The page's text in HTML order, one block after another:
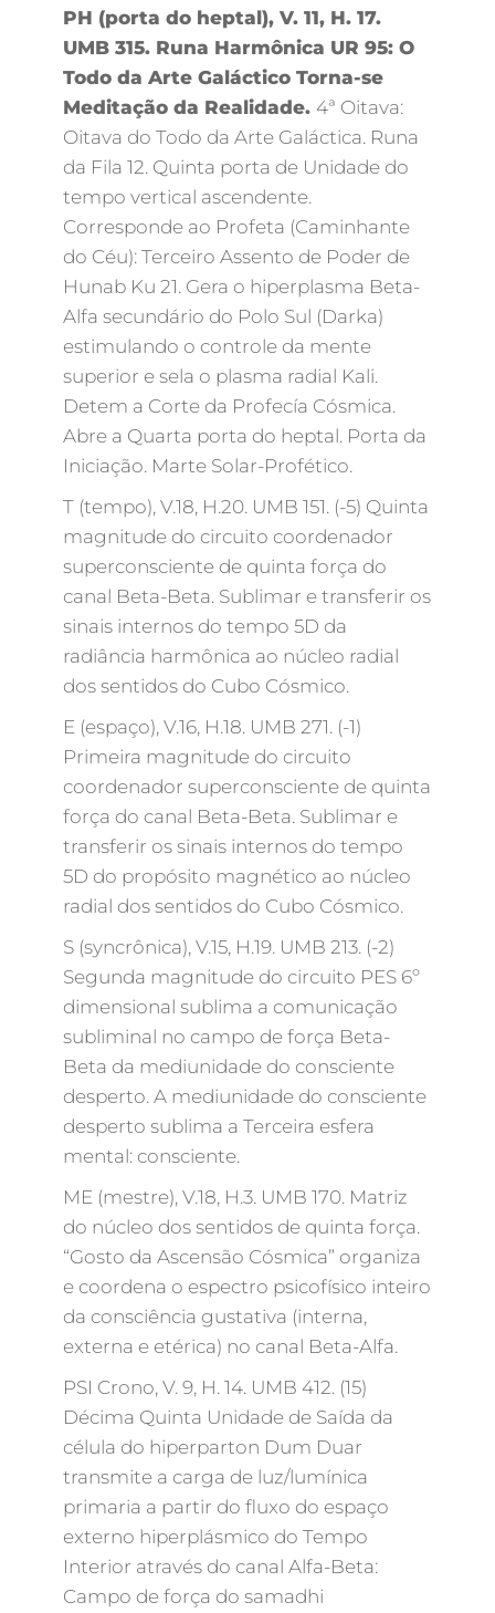
PH (porta do heptal), V. 11, H. 17.
UMB 315. Runa Harmônica UR 95: O
Todo da Arte Galáctico Torna-se
Meditação da Realidade. 4ª Oitava:
Oitava do Todo da Arte Galáctica. Runa
da Fila 12. Quinta porta de Unidade do
tempo vertical ascendente.
Corresponde ao Profeta (Caminhante
do Céu): Terceiro Assento de Poder de
Hunab Ku 21. Gera o hiperplasma Beta-
Alfa secundário do Polo Sul (Darka)
estimulando o controle da mente
superior e sela o plasma radial Kali.
Detem a Corte da Profecía Cósmica.
Abre a Quarta porta do heptal. Porta da
Iniciação. Marte Solar-Profético.
T (tempo), V.18, H.20. UMB 151. (-5) Quinta
magnitude do circuito coordenador
superconsciente de quinta força do
canal Beta-Beta. Sublimar e transferir os
sinais internos do tempo 5D da
radiância harmônica ao núcleo radial
dos sentidos do Cubo Cósmico.
E (espaço), V.16, H.18. UMB 271. (-1)
Primeira magnitude do circuito
coordenador superconsciente de quinta
força do canal Beta-Beta. Sublimar e
transferir os sinais internos do tempo
5D do propósito magnético ao núcleo
radial dos sentidos do Cubo Cósmico.
S (syncrônica), V.15, H.19. UMB 213. (-2)
Segunda magnitude do circuito PES 6º
dimensional sublima a comunicação
subliminal no campo de força Beta-
Beta da mediunidade do consciente
desperto. A mediunidade do consciente
desperto sublima a Terceira esfera
mental: consciente.
ME (mestre), V.18, H.3. UMB 170. Matriz
do núcleo dos sentidos de quinta força.
“Gosto da Ascensão Cósmica” organiza
e coordena o espectro psicofísico inteiro
da consciência gustativa (interna,
externa e etérica) no canal Beta-Alfa.
PSI Crono, V. 9, H. 14. UMB 412. (15)
Décima Quinta Unidade de Saída da
célula do hiperparton Dum Duar
transmite a carga de luz/lumínica
primaria a partir do fluxo do espaço
externo hiperplásmico do Tempo
Interior através do canal Alfa-Beta:
Campo de força do samadhi